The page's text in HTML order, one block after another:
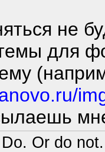
не
для
Or do